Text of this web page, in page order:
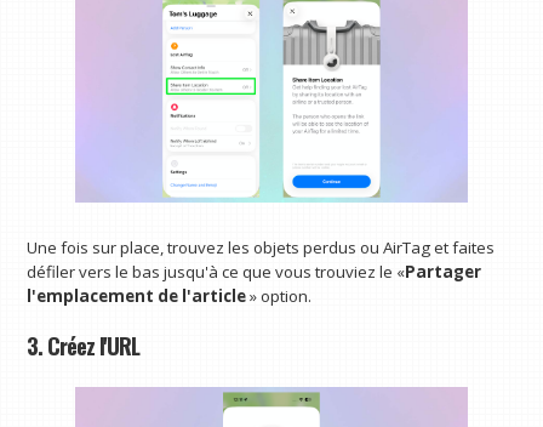
Une fois sur place, trouvez les objets perdus ou AirTag et faites
défiler vers le bas jusqu'à ce que vous trouviez le «Partager
l'emplacement de l'article» option.
3. Créez l'URL